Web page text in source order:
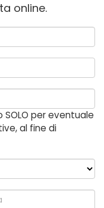
online.
per eventuale
al fine di